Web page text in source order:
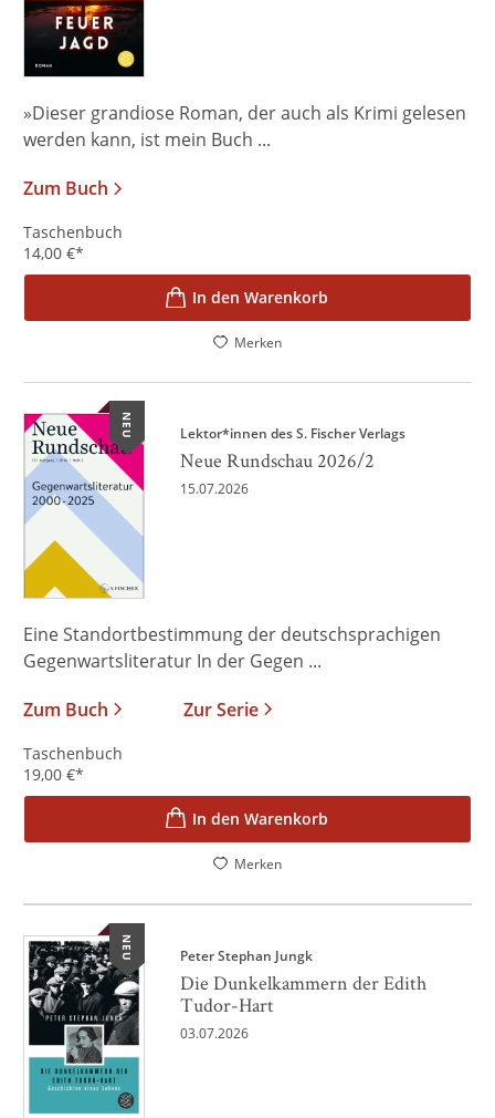
»Dieser grandiose Roman, der auch als Krimi gelesen
werden kann, ist mein Buch ...
Zum Buch
Taschenbuch
14,00 €*
In den Warenkorb
Merken
NEU Lektor*innen des S. Fischer Verlags
Neue Rundschau 2026/2
15.07.2026
Eine Standortbestimmung der deutschsprachigen
Gegenwartsliteratur In der Gegen ...
Zum Buch
Zur Serie
Taschenbuch
19,00 €*
In den Warenkorb
Merken
NEU Peter Stephan Jungk
Die Dunkelkammern der Edith
Tudor-Hart
03.07.2026